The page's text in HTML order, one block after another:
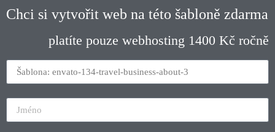
Chci si vytvořit web na této šabloně zdarma
platíte pouze webhosting 1400 Kč ročně